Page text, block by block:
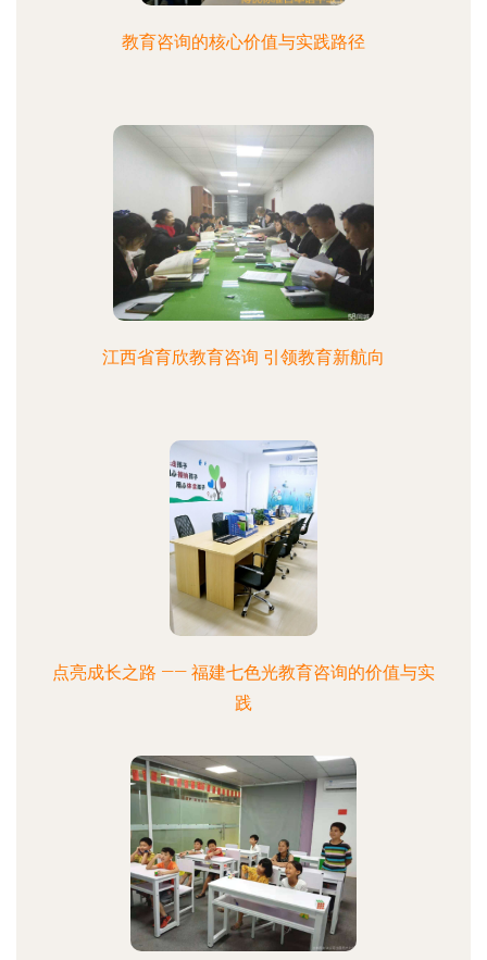
教育咨询的核心价值与实践路径
江西省育欣教育咨询 引领教育新航向
点亮成长之路 —— 福建七色光教育咨询的价值与实
践